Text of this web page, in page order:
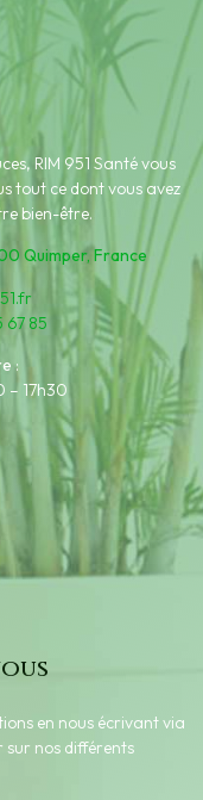
RIM 951 Santé vous
tout ce dont vous avez
bien-être.
Quimper, France
67 85
:
– 17h30
en nous écrivant via
sur nos différents